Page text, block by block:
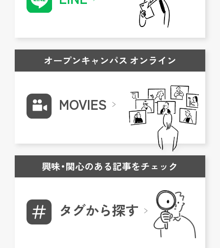
オープンキャンパス オンライン
MOVIES
興味・関心のある記事をチェック
タグから探す